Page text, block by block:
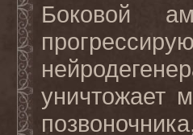
Боковой
уничтожает